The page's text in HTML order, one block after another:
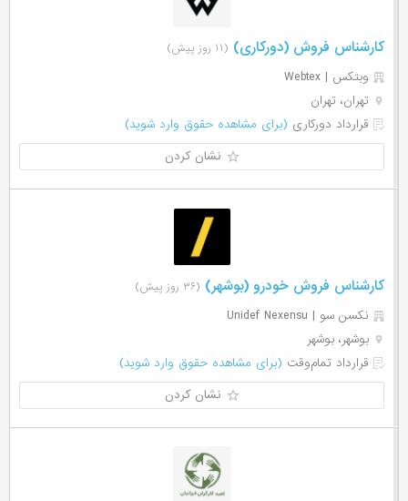
کارشناس فروش (دورکاری) (۱۱ روز پیش)
وبتکس | Webtex
تهران، تهران
قرارداد دورکاری (برای مشاهده حقوق وارد شوید)
نشان کردن
کارشناس فروش خودرو (بوشهر) (۳۶ روز پیش)
نکسن سو | Unidef Nexensu
بوشهر، بوشهر
قرارداد تمام‌وقت (برای مشاهده حقوق وارد شوید)
نشان کردن